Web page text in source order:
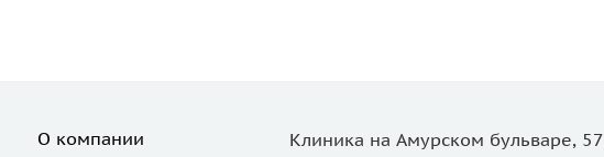
О компании
Клиника на Амурском бульваре, 57